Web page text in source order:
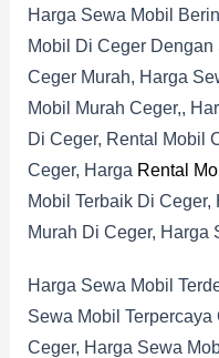
Harga Sewa Mobil
Mobil Di Ceger
Ceger Murah, Harga
Mobil Murah Ceger,,
Di Ceger, Rental Mobil
Ceger, Harga Rental
Mobil Terbaik Di
Murah Di Ceger, Harga
Harga Sewa Mobil
Sewa Mobil
Ceger, Harga Sewa